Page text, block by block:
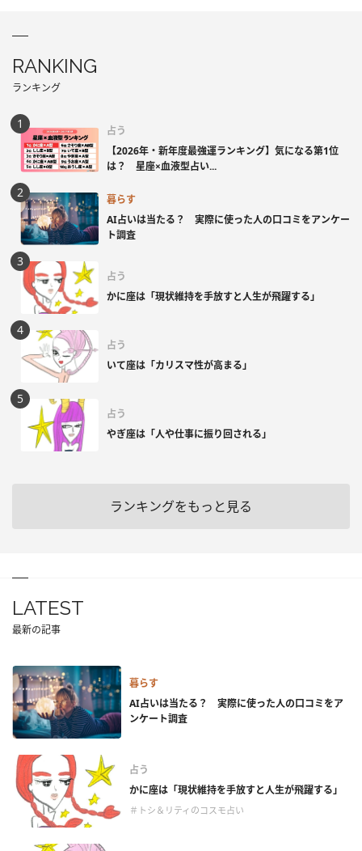
RANKING
ランキング
占う
【2026年・新年度最強運ランキング】気になる第1位
は？ 星座×血液型占い...
暮らす
AI占いは当たる？ 実際に使った人の口コミをアンケー
ト調査
占う
かに座は「現状維持を手放すと人生が飛躍する」
占う
いて座は「カリスマ性が高まる」
占う
やぎ座は「人や仕事に振り回される」
ランキングをもっと見る
LATEST
最新の記事
暮らす
AI占いは当たる？ 実際に使った人の口コミをア
ンケート調査
占う
かに座は「現状維持を手放すと人生が飛躍する」
＃トシ＆リティのコスモ占い